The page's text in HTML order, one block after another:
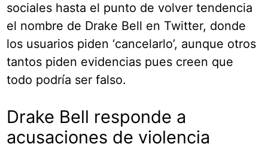
sociales hasta el punto de volver tendencia
el nombre de Drake Bell en Twitter, donde
los usuarios piden ‘cancelarlo’, aunque otros
tantos piden evidencias pues creen que
todo podría ser falso.
Drake Bell responde a
acusaciones de violencia